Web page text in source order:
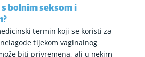
bolnim seksom i
termin koji se koristi za
tijekom vaginalnog
biti privremena, ali u nekim